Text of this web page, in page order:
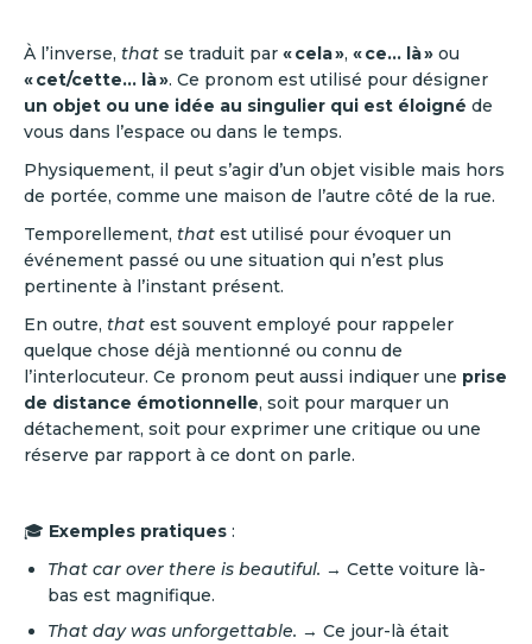
À l’inverse, that se traduit par « cela », « ce… là » ou
« cet/cette… là ». Ce pronom est utilisé pour désigner
un objet ou une idée au singulier qui est éloigné de
vous dans l’espace ou dans le temps.
Physiquement, il peut s’agir d’un objet visible mais hors
de portée, comme une maison de l’autre côté de la rue.
Temporellement, that est utilisé pour évoquer un
événement passé ou une situation qui n’est plus
pertinente à l’instant présent.
En outre, that est souvent employé pour rappeler
quelque chose déjà mentionné ou connu de
l’interlocuteur. Ce pronom peut aussi indiquer une prise
de distance émotionnelle, soit pour marquer un
détachement, soit pour exprimer une critique ou une
réserve par rapport à ce dont on parle.
🎓 Exemples pratiques :
That car over there is beautiful. → Cette voiture là-
bas est magnifique.
That day was unforgettable. → Ce jour-là était